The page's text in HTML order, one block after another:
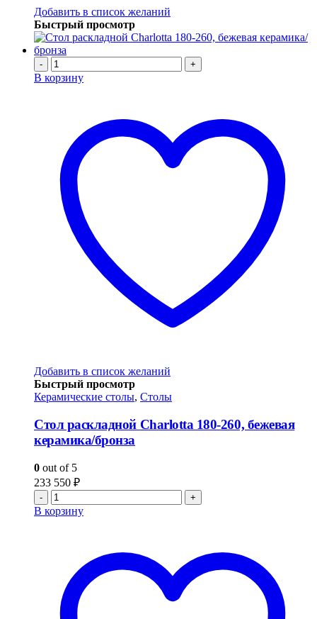
Добавить в список желаний
Быстрый просмотр
- +
В корзину
Добавить в список желаний
Быстрый просмотр
Керамические столы, Столы
Стол раскладной Charlotta 180-260, бежевая
керамика/бронза
0 out of 5
233 550 ₽
- +
В корзину